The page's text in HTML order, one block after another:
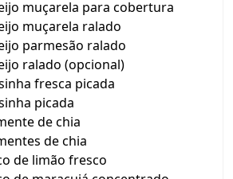
muçarela para cobertura
muçarela ralado
parmesão ralado
ralado (opcional)
fresca picada
picada
de chia
de chia
de limão fresco